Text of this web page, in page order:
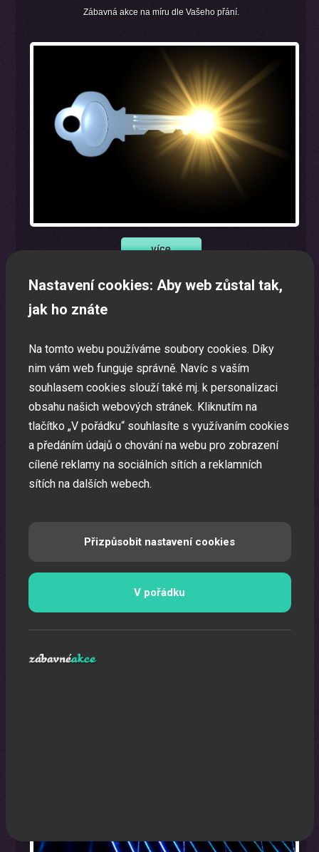
Zábavná akce na míru dle Vašeho přání.
Oslava narozenin s animátorem
Laser show
Nastavení cookies: Aby web zůstal tak,
jak ho znáte
Na tomto webu používáme soubory cookies. Díky
nim vám web funguje správně. Navíc s vaším
souhlasem cookies slouží také mj. k personalizaci
obsahu našich webových stránek. Kliknutím na
tlačítko „V pořádku“ souhlasíte s využívaním cookies
a předáním údajů o chování na webu pro zobrazení
cílené reklamy na sociálních sítích a reklamních
sítích na dalších webech.
Přizpůsobit nastavení cookies
V pořádku